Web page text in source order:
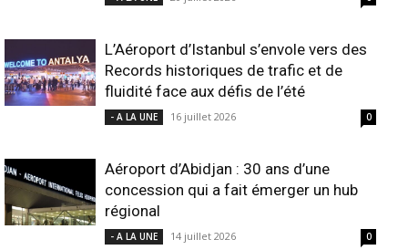
L’Aéroport d’Istanbul s’envole vers des
Records historiques de trafic et de
fluidité face aux défis de l’été
- A LA UNE 16 juillet 2026 0
Aéroport d’Abidjan : 30 ans d’une
concession qui a fait émerger un hub
régional
- A LA UNE 14 juillet 2026 0